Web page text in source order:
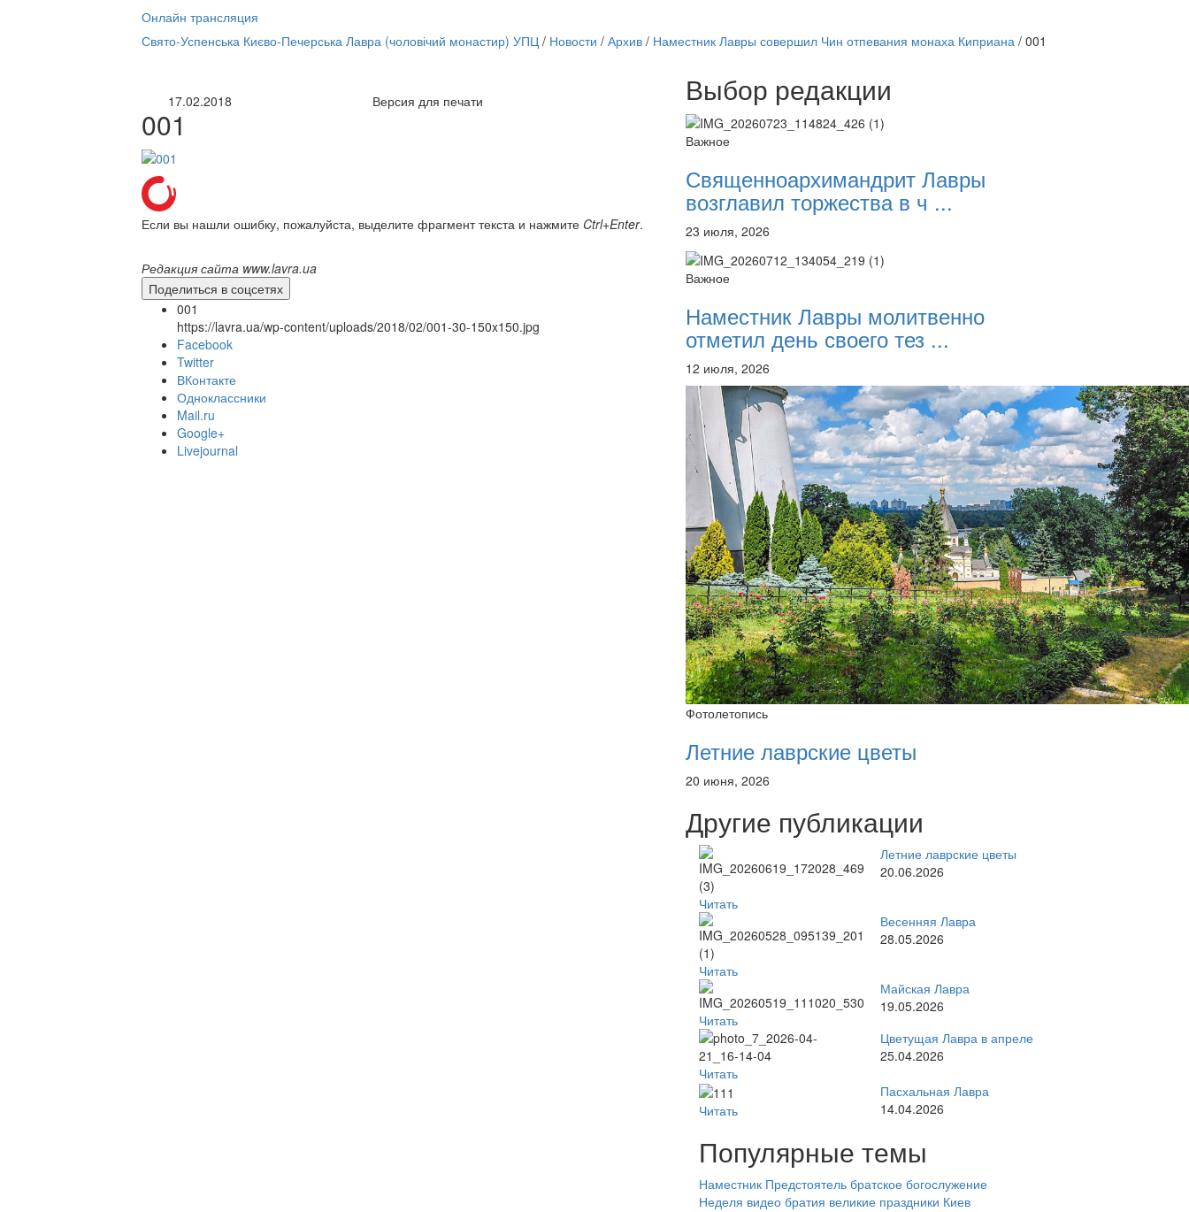
Онлайн трансляция
12 сентября
12 сентября 2015Название трансляции
12 сентября 2015
12 сентября 2015Название трансляции
12 сентября 2015Название трансляции
12 сентября 2015Название трансляции
12 сентября 2015Название трансляции
12 сентября 2015
Перейти к архиву
Свято-Успенська Києво-Печерська Лавра (чоловічий монастир) УПЦ/ Новости / Архив/ Наместник Лавры совершил Чин отпевания монаха Киприана/ 001
17.02.2018 Версия для печати
001
Если вы нашли ошибку, пожалуйста, выделите фрагмент текста и нажмите Ctrl+Enter.
Редакция сайта www.lavra.ua
Поделиться в соцсетях
001
https://lavra.ua/wp-content/uploads/2018/02/001-30-150x150.jpg
Facebook
Twitter
ВКонтакте
Одноклассники
Mail.ru
Google+
Livejournal
Выбор редакции
Важное
Священноархимандрит Лавры
возглавил торжества в ч ...
23 июля, 2026
Важное
Наместник Лавры молитвенно
отметил день своего тез ...
12 июля, 2026
Фотолетопись
Летние лаврские цветы
20 июня, 2026
Другие публикации
Читать
Летние лаврские цветы
20.06.2026
Читать
Весенняя Лавра
28.05.2026
Читать
Майская Лавра
19.05.2026
Читать
Цветущая Лавра в апреле
25.04.2026
Читать
Пасхальная Лавра
14.04.2026
Популярные темы
Наместник Предстоятель братское богослужение
Неделя видео братия великие праздники Киев